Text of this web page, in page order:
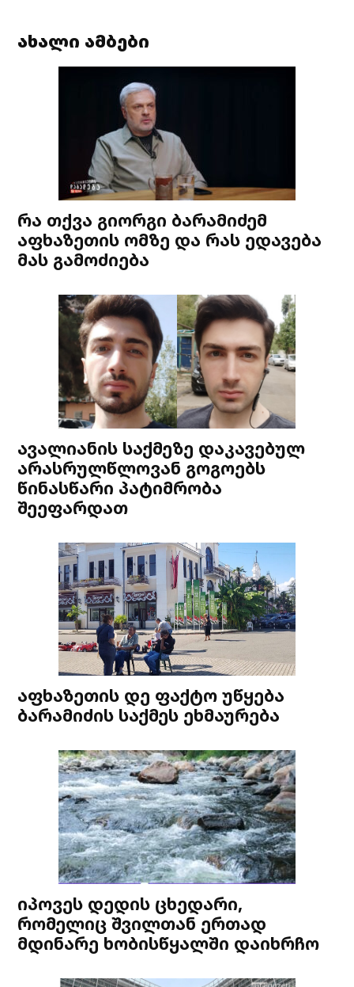
ახალი ამბები
რა თქვა გიორგი ბარამიძემ
აფხაზეთის ომზე და რას ედავება
მას გამოძიება
ავალიანის საქმეზე დაკავებულ
არასრულწლოვან გოგოებს
წინასწარი პატიმრობა
შეეფარდათ
აფხაზეთის დე ფაქტო უწყება
ბარამიძის საქმეს ეხმაურება
იპოვეს დედის ცხედარი,
რომელიც შვილთან ერთად
მდინარე ხობისწყალში დაიხრჩო